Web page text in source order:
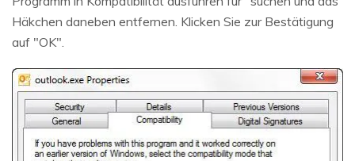
Häkchen daneben entfernen. Klicken Sie zur Bestätigung
auf "OK".